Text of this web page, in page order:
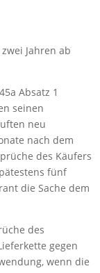
Jahren ab
Absatz 1
seinen
neu
nach dem
des Käufers
fünf
die Sache dem
des
gegen
wenn die